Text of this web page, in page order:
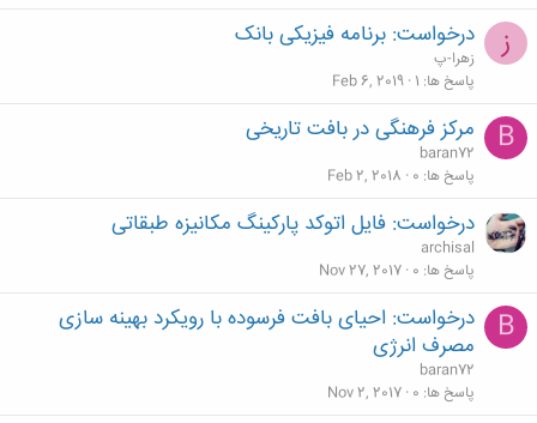
ز درخواست: برنامه فیزیکی بانک
زهرا-پ
پاسخ ها 1
Feb 6, 2019
B مرکز فرهنگی در بافت تاریخی
baran72
پاسخ ها 0
Feb 2, 2018
درخواست: فایل اتوکد پارکینگ مکانیزه طبقاتی
archisal
پاسخ ها 0
Nov 27, 2017
B
درخواست: احیای بافت فرسوده با رویکرد بهینه سازی
مصرف انرژی
baran72
پاسخ ها 0
Nov 2, 2017